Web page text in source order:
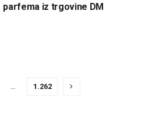
parfema iz trgovine DM
… 1.262